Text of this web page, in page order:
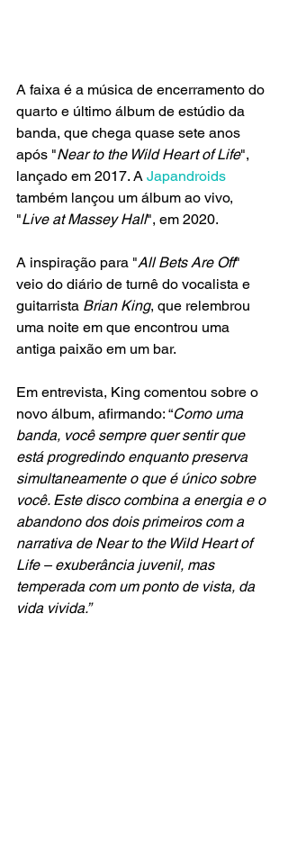
A faixa é a música de encerramento do
quarto e último álbum de estúdio da
banda, que chega quase sete anos
após "Near to the Wild Heart of Life",
lançado em 2017. A Japandroids
também lançou um álbum ao vivo,
"Live at Massey Hall", em 2020.
A inspiração para "All Bets Are Off"
veio do diário de turnê do vocalista e
guitarrista Brian King, que relembrou
uma noite em que encontrou uma
antiga paixão em um bar.
Em entrevista, King comentou sobre o
novo álbum, afirmando: “Como uma
banda, você sempre quer sentir que
está progredindo enquanto preserva
simultaneamente o que é único sobre
você. Este disco combina a energia e o
abandono dos dois primeiros com a
narrativa de Near to the Wild Heart of
Life – exuberância juvenil, mas
temperada com um ponto de vista, da
vida vivida.”